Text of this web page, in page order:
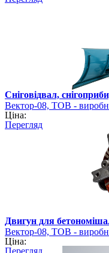
Сніговідвал,
Вектор-08, ТОВ -
Ціна:
Перегляд
Двигун для
Вектор-08, ТОВ -
Ціна: